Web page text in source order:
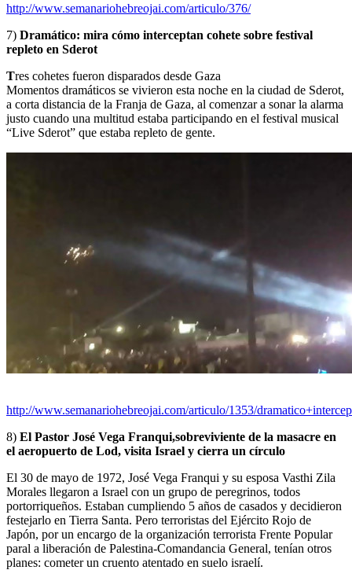
http://www.semanariohebreojai.com/articulo/376/
7) Dramático: mira cómo interceptan cohete sobre festival
repleto en Sderot
Tres cohetes fueron disparados desde Gaza
Momentos dramáticos se vivieron esta noche en la ciudad de Sderot,
a corta distancia de la Franja de Gaza, al comenzar a sonar la alarma
justo cuando una multitud estaba participando en el festival musical
“Live Sderot” que estaba repleto de gente.
http://www.semanariohebreojai.com/articulo/1353/
8) El Pastor José Vega Franqui,sobreviviente de la masacre en
el aeropuerto de Lod, visita Israel y cierra un círculo
El 30 de mayo de 1972, José Vega Franqui y su esposa Vasthi Zila
Morales llegaron a Israel con un grupo de peregrinos, todos
portorriqueños. Estaban cumpliendo 5 años de casados y decidieron
festejarlo en Tierra Santa. Pero terroristas del Ejército Rojo de
Japón, por un encargo de la organización terrorista Frente Popular
paral a liberación de Palestina-Comandancia General, tenían otros
planes: cometer un cruento atentado en suelo israelí.